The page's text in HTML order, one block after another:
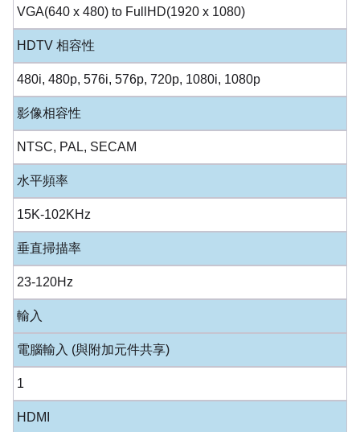
VGA(640 x 480) to FullHD(1920 x 1080)
HDTV 相容性
480i, 480p, 576i, 576p, 720p, 1080i, 1080p
影像相容性
NTSC, PAL, SECAM
水平頻率
15K-102KHz
垂直掃描率
23-120Hz
輸入
電腦輸入 (與附加元件共享)
1
HDMI